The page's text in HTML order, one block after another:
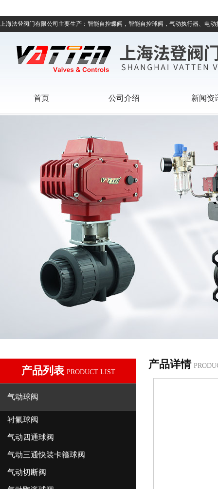
上海法登阀门有限公司主要生产：智能自控蝶阀，智能自控球阀，气动执行器、电
首页 公司介绍 新闻资
产品列表 PRODUCT LIST
气动球阀
衬氟球阀
气动四通球阀
气动三通快装卡箍球阀
气动切断阀
产品详情